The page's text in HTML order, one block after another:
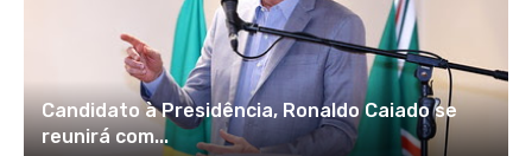
Candidato à Presidência, Ronaldo Caiado se
reunirá com...